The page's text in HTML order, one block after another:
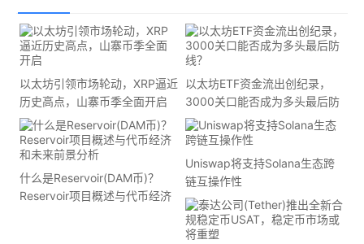
以太坊引领市场轮动，XRP逼近
历史高点，山寨币季全面开启
以太坊ETF资金流出创纪录，
3000关口能否成为多头最后防
线？
什么是Reservoir(DAM币)？
Reservoir项目概述与代币经济
Uniswap将支持Solana生态跨
链互操作性